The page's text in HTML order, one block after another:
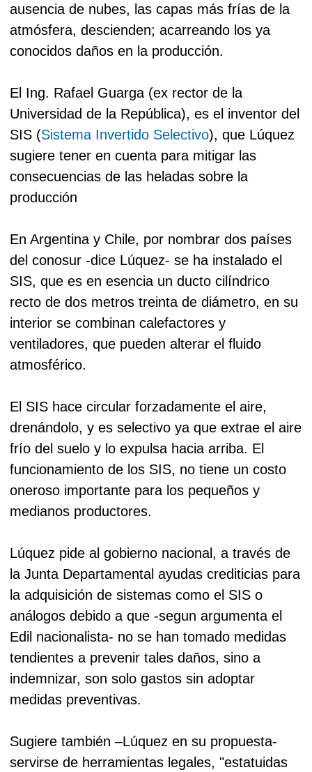
ausencia de nubes, las capas más frías de la
atmósfera, descienden; acarreando los ya
conocidos daños en la producción.
El Ing. Rafael Guarga (ex rector de la
Universidad de la República), es el inventor del
SIS (Sistema Invertido Selectivo), que Lúquez
sugiere tener en cuenta para mitigar las
consecuencias de las heladas sobre la
producción
En Argentina y Chile, por nombrar dos países
del conosur -dice Lúquez- se ha instalado el
SIS, que es en esencia un ducto cilíndrico
recto de dos metros treinta de diámetro, en su
interior se combinan calefactores y
ventiladores, que pueden alterar el fluido
atmosférico.
El SIS hace circular forzadamente el aire,
drenándolo, y es selectivo ya que extrae el aire
frío del suelo y lo expulsa hacia arriba. El
funcionamiento de los SIS, no tiene un costo
oneroso importante para los pequeños y
medianos productores.
Lúquez pide al gobierno nacional, a través de
la Junta Departamental ayudas crediticias para
la adquisición de sistemas como el SIS o
análogos debido a que -segun argumenta el
Edil nacionalista- no se han tomado medidas
tendientes a prevenir tales daños, sino a
indemnizar, son solo gastos sin adoptar
medidas preventivas.
Sugiere también –Lúquez en su propuesta-
servirse de herramientas legales, "estatuidas